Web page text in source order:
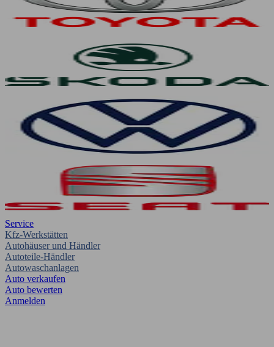
Service
Kfz-Werkstätten
Autohäuser und Händler
Autoteile-Händler
Autowaschanlagen
Auto verkaufen
Auto bewerten
Anmelden